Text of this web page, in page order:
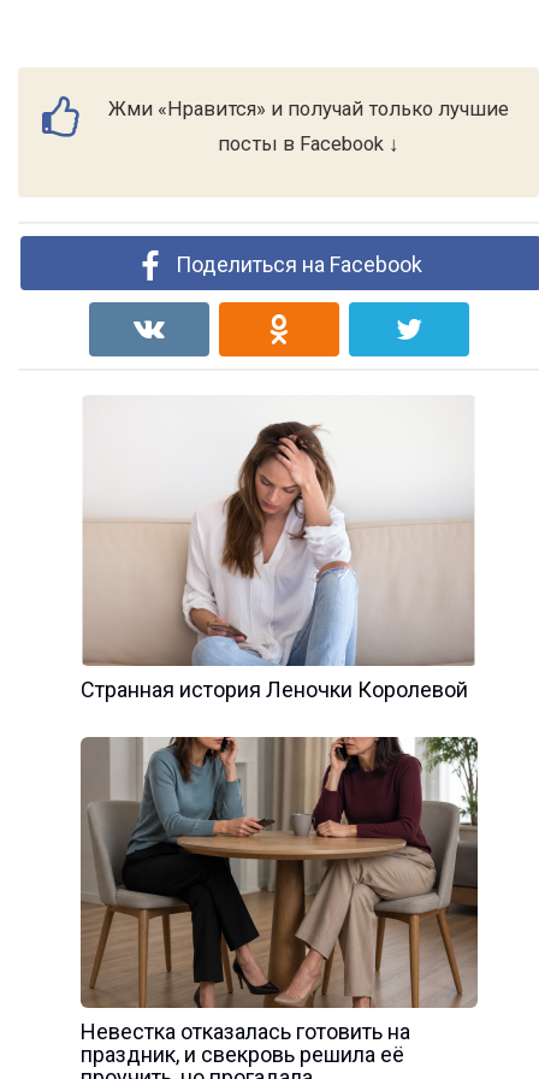
Жми «Нравится» и получай только лучшие
посты в Facebook ↓
Поделиться на Facebook
Странная история Леночки Королевой
Невестка отказалась готовить на
праздник, и свекровь решила её